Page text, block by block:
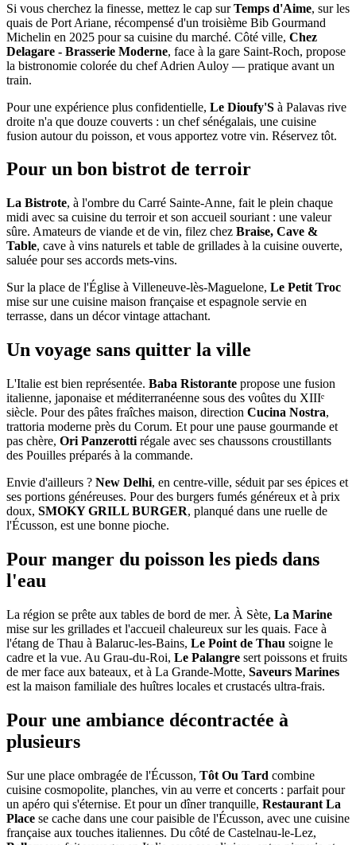
Si vous cherchez la finesse, mettez le cap surTemps d'Aime, sur les
quais de Port Ariane, récompensé d'un troisième Bib Gourmand
Michelin en 2025 pour sa cuisine du marché. Côté ville, Chez
Delagare - Brasserie Moderne, face à la gare Saint-Roch, propose
la bistronomie colorée du chef Adrien Auloy — pratique avant un
train.
Pour une expérience plus confidentielle, Le Dioufy'S à Palavas rive
droite n'a que douze couverts : un chef sénégalais, une cuisine
fusion autour du poisson, et vous apportez votre vin. Réservez tôt.
Pour un bon bistrot de terroir
La Bistrote, à l'ombre du Carré Sainte-Anne, fait le plein chaque
midi avec sa cuisine du terroir et son accueil souriant : une valeur
sûre. Amateurs de viande et de vin, filez chez Braise, Cave &
Table, cave à vins naturels et table de grillades à la cuisine ouverte,
saluée pour ses accords mets-vins.
Sur la place de l'Église à Villeneuve-lès-Maguelone, Le Petit Troc
mise sur une cuisine maison française et espagnole servie en
terrasse, dans un décor vintage attachant.
Un voyage sans quitter la ville
L'Italie est bien représentée. Baba Ristorante propose une fusion
italienne, japonaise et méditerranéenne sous des voûtes du XIIIᵉ
siècle. Pour des pâtes fraîches maison, direction Cucina Nostra,
trattoria moderne près du Corum. Et pour une pause gourmande et
pas chère, Ori Panzerotti régale avec ses chaussons croustillants
des Pouilles préparés à la commande.
Envie d'ailleurs ? New Delhi, en centre-ville, séduit par ses épices et
ses portions généreuses. Pour des burgers fumés généreux et à prix
doux, SMOKY GRILL BURGER, planqué dans une ruelle de
l'Écusson, est une bonne pioche.
Pour manger du poisson les pieds dans
l'eau
La région se prête aux tables de bord de mer. À Sète, La Marine
mise sur les grillades et l'accueil chaleureux sur les quais. Face à
l'étang de Thau à Balaruc-les-Bains, Le Point de Thau soigne le
cadre et la vue. Au Grau-du-Roi, Le Palangre sert poissons et fruits
de mer face aux bateaux, et à La Grande-Motte, Saveurs Marines
est la maison familiale des huîtres locales et crustacés ultra-frais.
Pour une ambiance décontractée à
plusieurs
Sur une place ombragée de l'Écusson, Tôt Ou Tard combine
cuisine cosmopolite, planches, vin au verre et concerts : parfait pour
un apéro qui s'éternise. Et pour un dîner tranquille, Restaurant La
Place se cache dans une cour paisible de l'Écusson, avec une cuisine
française aux touches italiennes. Du côté de Castelnau-le-Lez,